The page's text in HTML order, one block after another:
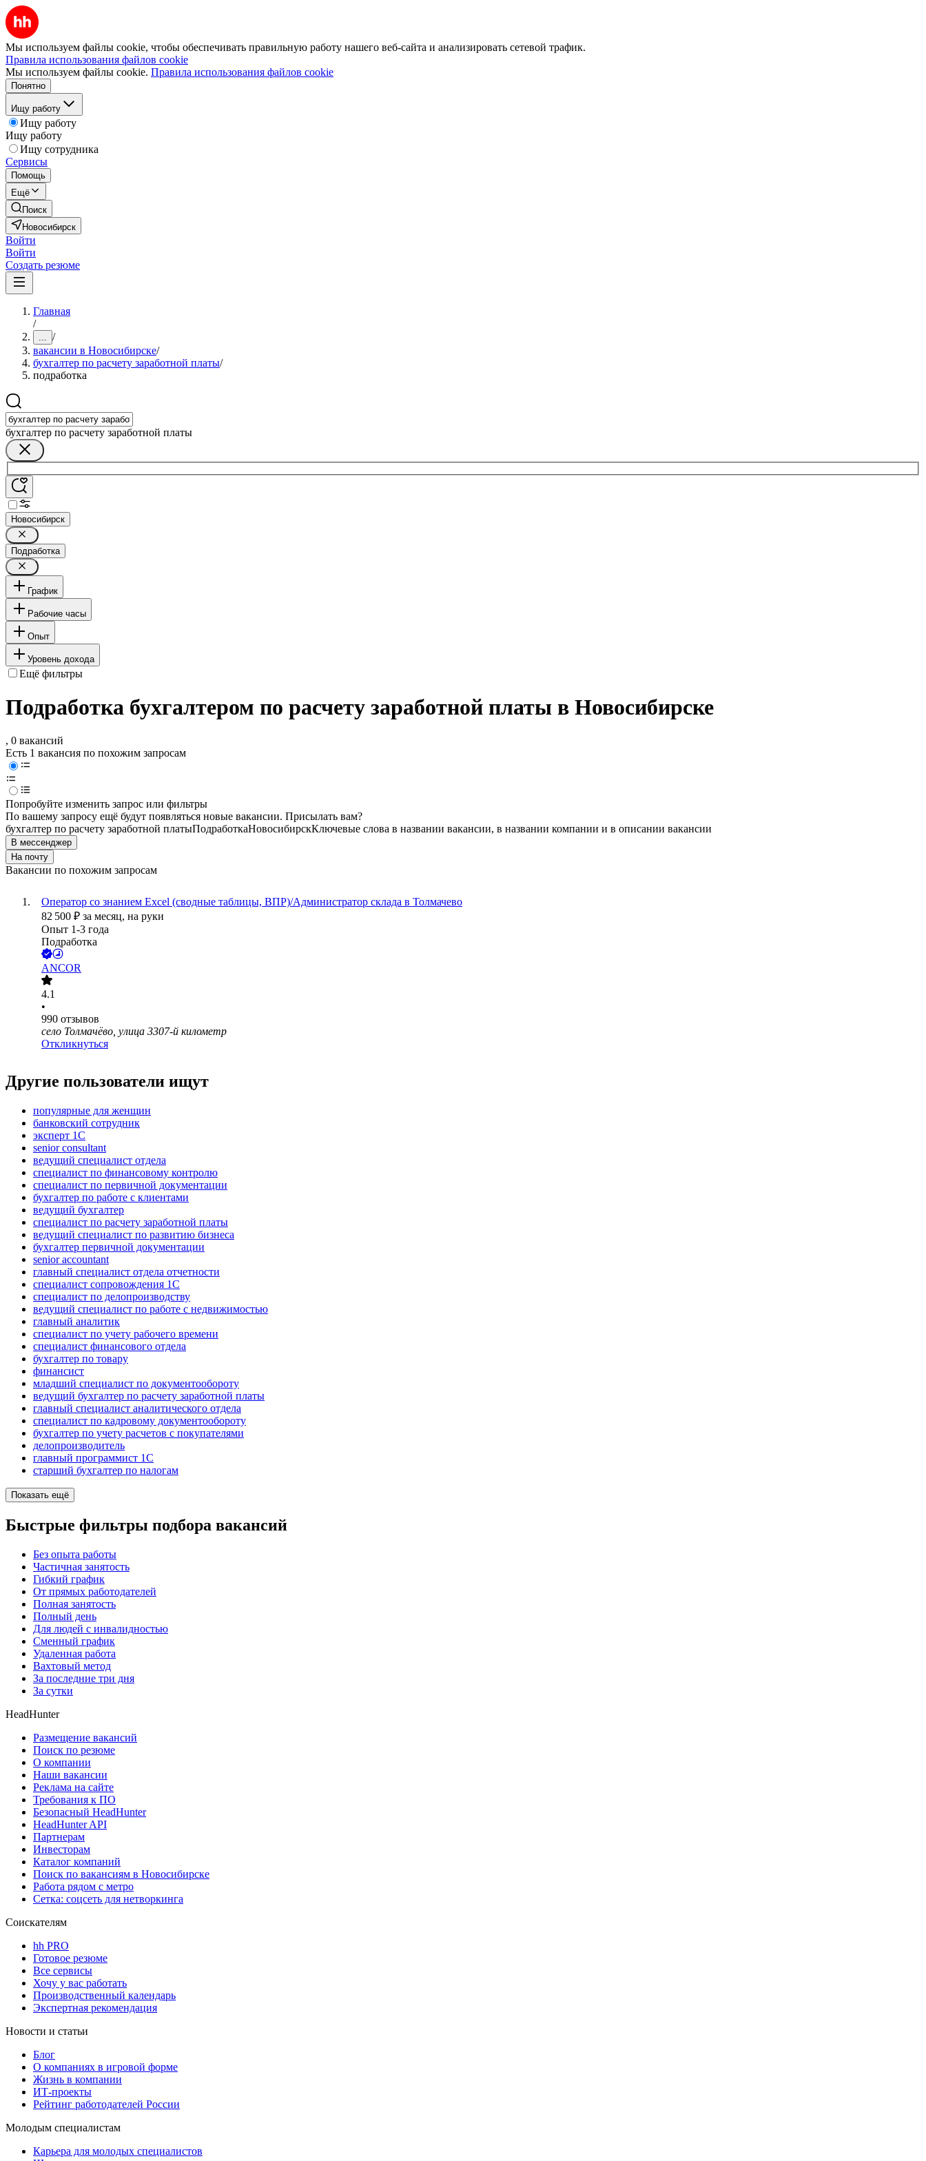
Мы используем файлы cookie, чтобы обеспечивать правильную работу нашего веб-сайта и анализировать сетевой трафик.
Правила использования файлов cookie
Мы используем файлы cookie. Правила использования файлов cookie
Понятно
Ищу работу
Ищу работу
Ищу работу
Ищу сотрудника
Сервисы
Помощь
Ещё
Поиск
Новосибирск
Войти
Войти
Создать резюме
Главная
/
... /
вакансии в Новосибирске/
бухгалтер по расчету заработной платы/
подработка
бухгалтер по расчету заработной платы
Новосибирск
Подработка
График
Рабочие часы
Опыт
Уровень дохода
Ещё фильтры
Подработка бухгалтером по расчету заработной платы в Новосибирске
, 0 вакансий
Есть 1 вакансия по похожим запросам
Попробуйте изменить запрос или фильтры
По вашему запросу ещё будут появляться новые вакансии. Присылать вам?
бухгалтер по расчету заработной платыПодработкаНовосибирскКлючевые слова в названии вакансии, в названии компании и в описании вакансии
В мессенджер
На почту
Вакансии по похожим запросам
Оператор со знанием Excel (сводные таблицы, ВПР)/Администратор склада в Толмачево
82 500 ₽ за месяц, на руки
Опыт 1-3 года
Подработка
ANCOR
4.1
•
990 отзывов
село Толмачёво, улица 3307-й километр
Откликнуться
Другие пользователи ищут
популярные для женщин
банковский сотрудник
эксперт 1С
senior consultant
ведущий специалист отдела
специалист по финансовому контролю
специалист по первичной документации
бухгалтер по работе с клиентами
ведущий бухгалтер
специалист по расчету заработной платы
ведущий специалист по развитию бизнеса
бухгалтер первичной документации
senior accountant
главный специалист отдела отчетности
специалист сопровождения 1С
специалист по делопроизводству
ведущий специалист по работе с недвижимостью
главный аналитик
специалист по учету рабочего времени
специалист финансового отдела
бухгалтер по товару
финансист
младший специалист по документообороту
ведущий бухгалтер по расчету заработной платы
главный специалист аналитического отдела
специалист по кадровому документообороту
бухгалтер по учету расчетов с покупателями
делопроизводитель
главный программист 1С
старший бухгалтер по налогам
Показать ещё
Быстрые фильтры подбора вакансий
Без опыта работы
Частичная занятость
Гибкий график
От прямых работодателей
Полная занятость
Полный день
Для людей с инвалидностью
Сменный график
Удаленная работа
Вахтовый метод
За последние три дня
За сутки
HeadHunter
Размещение вакансий
Поиск по резюме
О компании
Наши вакансии
Реклама на сайте
Требования к ПО
Безопасный HeadHunter
HeadHunter API
Партнерам
Инвесторам
Каталог компаний
Поиск по вакансиям в Новосибирске
Работа рядом с метро
Сетка: соцсеть для нетворкинга
Соискателям
hh PRO
Готовое резюме
Все сервисы
Хочу у вас работать
Производственный календарь
Экспертная рекомендация
Новости и статьи
Блог
О компаниях в игровой форме
Жизнь в компании
ИТ-проекты
Рейтинг работодателей России
Молодым специалистам
Карьера для молодых специалистов